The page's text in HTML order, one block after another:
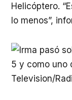
Helicóptero.
lo menos”,